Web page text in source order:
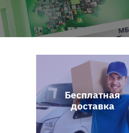
Бесплатная
доставка